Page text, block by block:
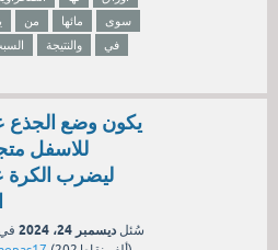
من مائها
سوى
والنتيجة
في
يكون وضع الجذع
للاسفل
ليضرب الكرة
سُئل ديسمبر 24، 2024